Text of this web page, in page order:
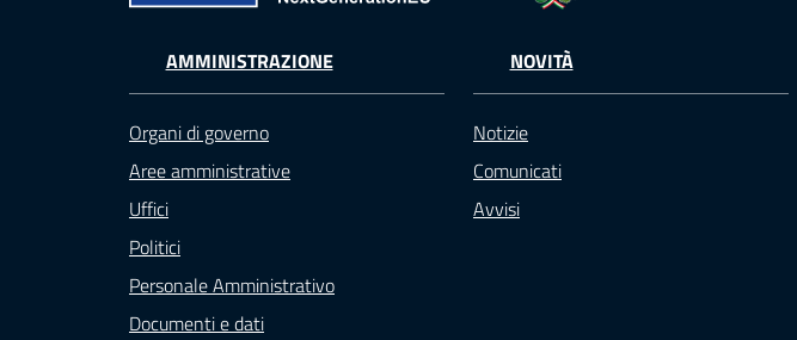
AMMINISTRAZIONE
Organi di governo
Aree amministrative
Uffici
Politici
Personale Amministrativo
Documenti e dati
NOVITÀ
Notizie
Comunicati
Avvisi